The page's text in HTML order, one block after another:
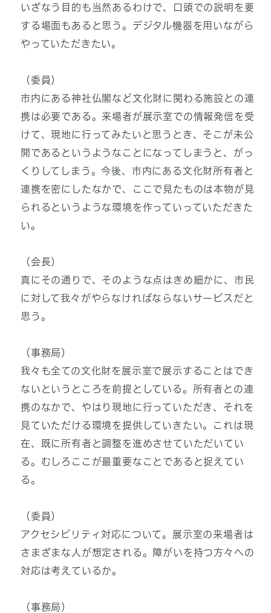
いざなう目的も当然あるわけで、口頭での説明を要
する場面もあると思う。デジタル機器を用いながら
やっていただきたい。
（委員）
市内にある神社仏閣など文化財に関わる施設との連
携は必要である。来場者が展示室での情報発信を受
けて、現地に行ってみたいと思うとき、そこが未公
開であるというようなことになってしまうと、がっ
くりしてしまう。今後、市内にある文化財所有者と
連携を密にしたなかで、ここで見たものは本物が見
られるというような環境を作っていっていただきた
い。
（会長）
真にその通りで、そのような点はきめ細かに、市民
に対して我々がやらなければならないサービスだと
思う。
（事務局）
我々も全ての文化財を展示室で展示することはでき
ないというところを前提としている。所有者との連
携のなかで、やはり現地に行っていただき、それを
見ていただける環境を提供していきたい。これは現
在、既に所有者と調整を進めさせていただいてい
る。むしろここが最重要なことであると捉えてい
る。
（委員）
アクセシビリティ対応について。展示室の来場者は
さまざまな人が想定される。障がいを持つ方々への
対応は考えているか。
（事務局）